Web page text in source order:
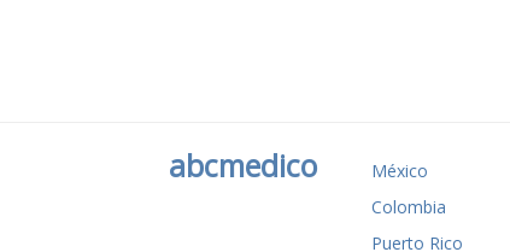
abcmedico México
Colombia
Puerto Rico